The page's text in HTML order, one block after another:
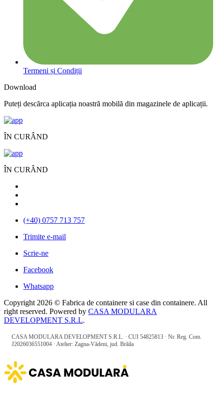
Termeni și Condiții
Download
Puteți descărca aplicația noastră mobilă din magazinele de aplicații.
ÎN CURÂND
ÎN CURÂND
(+40) 0757 713 757
Trimite e-mail
Scrie-ne
Facebook
Whatsapp
Copyright 2026 © Fabrica de containere si case din containere. All
right reserved. Powered by CASA MODULARA
DEVELOPMENT S.R.L.
CASA MODULARA DEVELOPMENT S.R.L. · CUI 54825813 · Nr. Reg. Com.
J2026036551004 · Atelier: Zagna-Vădeni, jud. Brăila